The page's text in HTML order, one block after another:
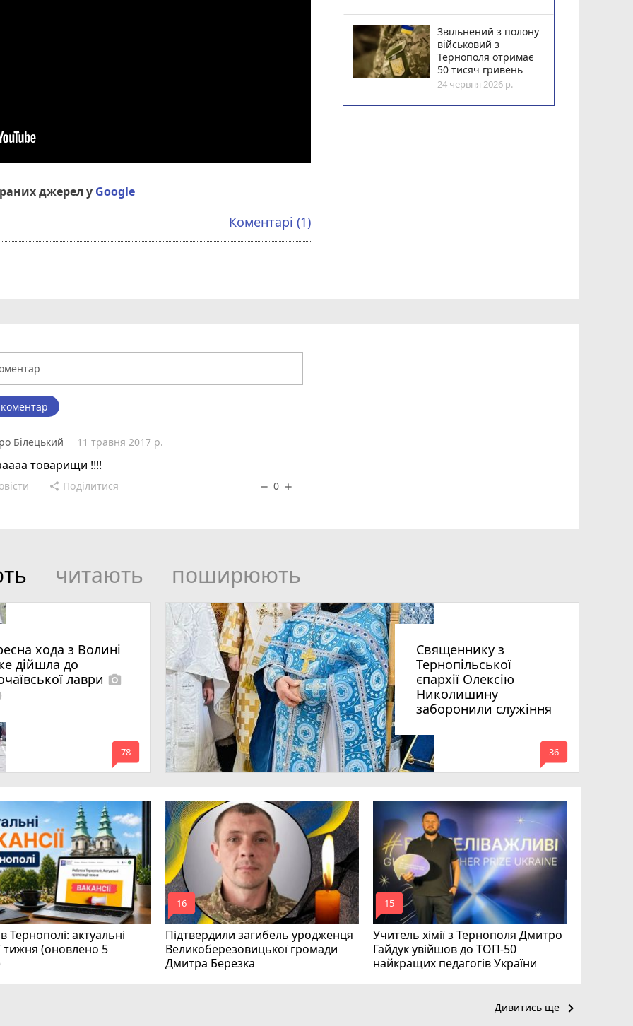
джерел у Google
Коментарі (1)
Звільнений з полону
військовий з
Тернополя отримає
50 тисяч гривень
24 червня 2026 р.
Білецький 11 травня 2017 р.
товарищи !!!!
share Поділитися remove 0 add
читають поширюють
хода з Волині
дійшла до
лаври photo_camera
mode_comment
78
Священнику з
Тернопільської
єпархії Олексію
Николишину
заборонили служіння
mode_comment
36
Тернополі: актуальні
тижня (оновлено 5
Підтвердили загибель уродженця
Великоберезовицької громади
Дмитра Березка
mode_comment
16
Учитель хімії з Тернополя Дмитро
Гайдук увійшов до ТОП-50
найкращих педагогів України
mode_comment
15
Дивитись ще keyboard_arrow_right